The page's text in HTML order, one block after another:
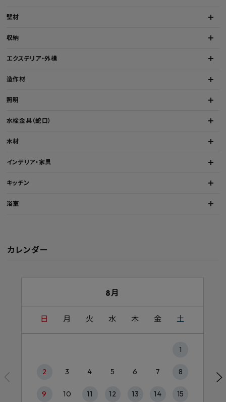
壁材
収納
エクステリア・外構
造作材
照明
水栓金具（蛇口）
木材
インテリア・家具
キッチン
浴室
カレンダー
8月
日 月 火 水 木 金 土
1
2 3 4 5 6 7 8
9 10 11 12 13 14 15